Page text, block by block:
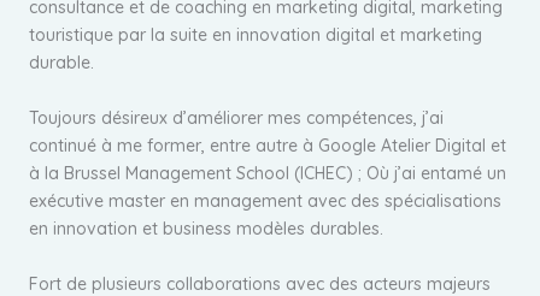
consultance et de coaching en marketing digital, marketing
touristique par la suite en innovation digital et marketing
durable.
Toujours désireux d’améliorer mes compétences, j’ai
continué à me former, entre autre à Google Atelier Digital et
à la Brussel Management School (ICHEC) ; Où j’ai entamé un
exécutive master en management avec des spécialisations
en innovation et business modèles durables.
Fort de plusieurs collaborations avec des acteurs majeurs